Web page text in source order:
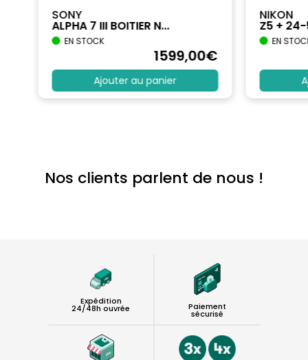
SONY
ALPHA 7 III BOITIER N...
EN STOCK
1599,00€
Ajouter au panier
NIKON
Z5 +
EN
Nos clients parlent de nous !
Expédition
24/48h ouvrée Paiement
sécurisé